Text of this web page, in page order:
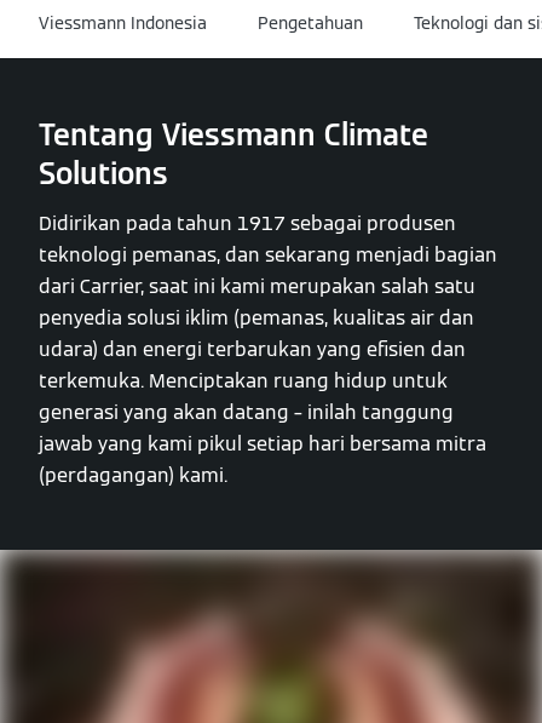
Viessmann Indonesia Pengetahuan Teknologi dan
Tentang Viessmann Climate
Solutions
Didirikan pada tahun 1917 sebagai produsen
teknologi pemanas, dan sekarang menjadi bagian
dari Carrier, saat ini kami merupakan salah satu
penyedia solusi iklim (pemanas, kualitas air dan
udara) dan energi terbarukan yang efisien dan
terkemuka. Menciptakan ruang hidup untuk
generasi yang akan datang – inilah tanggung
jawab yang kami pikul setiap hari bersama mitra
(perdagangan) kami.